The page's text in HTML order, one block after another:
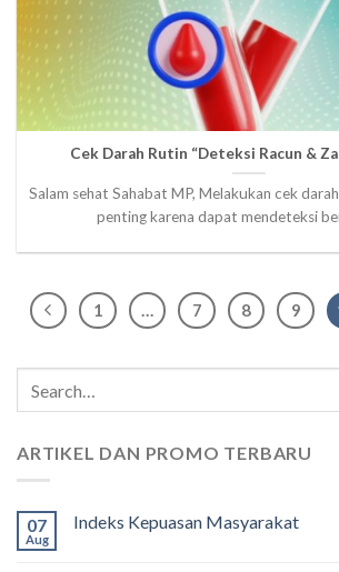
Cek Darah Rutin “Deteksi Racun &
Salam sehat Sahabat MP, Melakukan cek
penting karena dapat mendeteksi
1 7 8 9
ARTIKEL DAN PROMO TERBARU
07
Aug
Indeks Kepuasan Masyarakat